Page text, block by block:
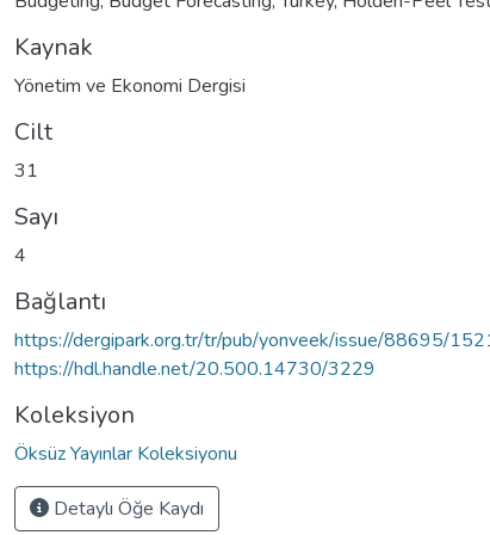
Kaynak
Yönetim ve Ekonomi Dergisi
Cilt
31
Sayı
4
Bağlantı
https://dergipark.org.tr/tr/pub/yonveek/issue/88695/
https://hdl.handle.net/20.500.14730/3229
Koleksiyon
Öksüz Yayınlar Koleksiyonu
Detaylı Öğe Kaydı